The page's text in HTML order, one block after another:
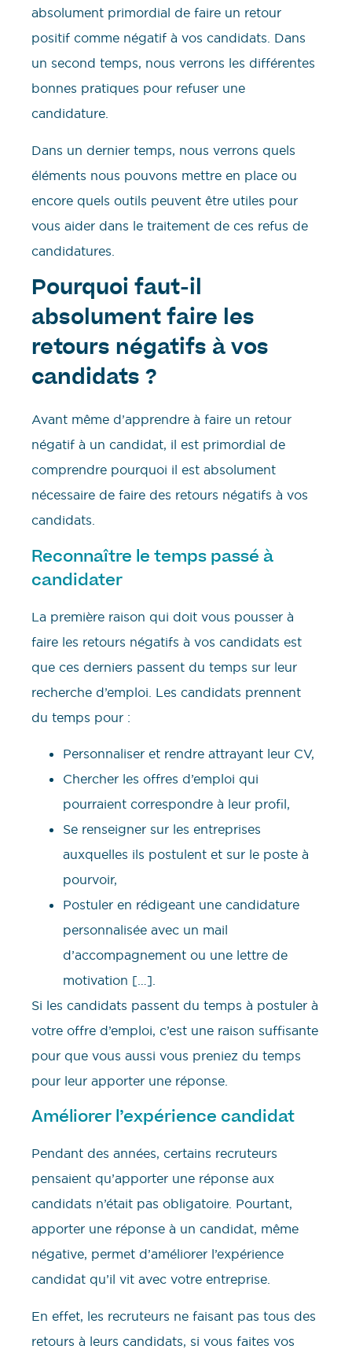
absolument primordial de faire un retour
positif comme négatif à vos candidats. Dans
un second temps, nous verrons les différentes
bonnes pratiques pour refuser une
candidature.
Dans un dernier temps, nous verrons quels
éléments nous pouvons mettre en place ou
encore quels outils peuvent être utiles pour
vous aider dans le traitement de ces refus de
candidatures.
Pourquoi faut-il
absolument faire les
retours négatifs à vos
candidats ?
Avant même d’apprendre à faire un retour
négatif à un candidat, il est primordial de
comprendre pourquoi il est absolument
nécessaire de faire des retours négatifs à vos
candidats.
Reconnaître le temps passé à
candidater
La première raison qui doit vous pousser à
faire les retours négatifs à vos candidats est
que ces derniers passent du temps sur leur
recherche d’emploi. Les candidats prennent
du temps pour :
Personnaliser et rendre attrayant leur CV,
Chercher les offres d’emploi qui
pourraient correspondre à leur profil,
Se renseigner sur les entreprises
auxquelles ils postulent et sur le poste à
pourvoir,
Postuler en rédigeant une candidature
personnalisée avec un mail
d’accompagnement ou une lettre de
motivation […].
Si les candidats passent du temps à postuler à
votre offre d’emploi, c’est une raison suffisante
pour que vous aussi vous preniez du temps
pour leur apporter une réponse.
Améliorer l’expérience candidat
Pendant des années, certains recruteurs
pensaient qu’apporter une réponse aux
candidats n’était pas obligatoire. Pourtant,
apporter une réponse à un candidat, même
négative, permet d’améliorer l’expérience
candidat qu’il vit avec votre entreprise.
En effet, les recruteurs ne faisant pas tous des
retours à leurs candidats, si vous faites vos